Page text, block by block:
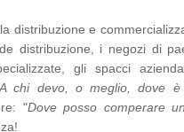
distribuzione e
distribuzione, i negozi di
gli spacci
A chi devo, o meglio, dove è
"Dove posso comperare